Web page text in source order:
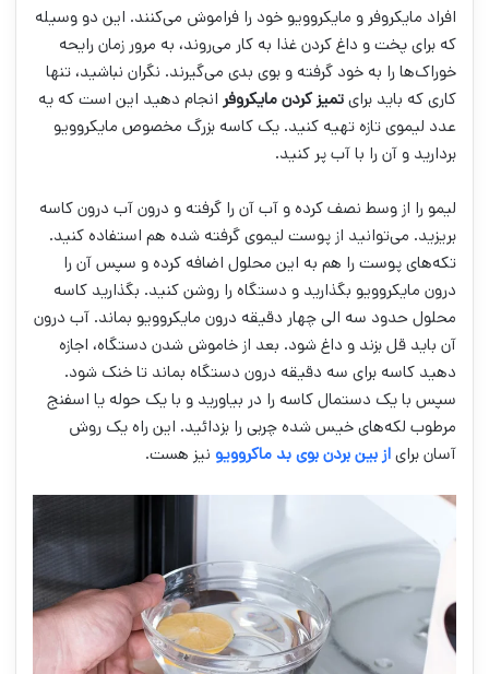
افراد مایکروفر و مایکروویو خود را فراموش می‌کنند. این دو وسیله
که برای پخت و داغ کردن غذا به کار می‌روند، به مرور زمان رایحه
خوراک‌ها را به خود گرفته و بوی بدی می‌گیرند. نگران نباشید، تنها
کاری که باید برایتميز كردن مايكروفر انجام دهید این است که یه
عدد لیموی تازه تهیه کنید. یک کاسه بزرگ مخصوص مایکروویو
بردارید و آن را با آب پر کنید.
لیمو را از وسط نصف کرده و آب آن را گرفته و درون آب درون کاسه
بریزید. می‌توانید از پوست لیموی گرفته شده هم استفاده کنید.
تکه‌های پوست را هم به این محلول اضافه کرده و سپس آن را
درون مایکروویو بگذارید و دستگاه را روشن کنید. بگذارید کاسه
محلول حدود سه الی چهار دقیقه درون مایکروویو بماند. آب درون
آن باید قل بزند و داغ شود. بعد از خاموش شدن دستگاه، اجازه
دهید کاسه برای سه دقیقه درون دستگاه بماند تا خنک شود.
سپس با یک دستمال کاسه را در بیاورید و با یک حوله یا اسفنج
مرطوب لکه‌های خیس شده چربی را بزدائید. این راه یک روش
آسان برایاز بین بردن بوی بد ماکروویو نیز هست.